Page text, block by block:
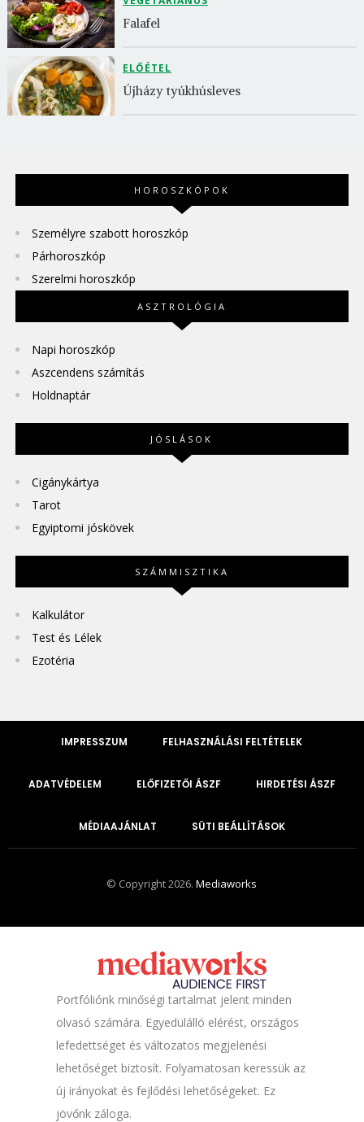
Falafel
ELŐÉTEL
Újházy tyúkhúsleves
HOROSZKÓPOK
Személyre szabott horoszkóp
Párhoroszkóp
Szerelmi horoszkóp
ASZTROLÓGIA
Napi horoszkóp
Aszcendens számítás
Holdnaptár
JÓSLÁSOK
Cigánykártya
Tarot
Egyiptomi jóskövek
SZÁMMISZTIKA
Kalkulátor
Test és Lélek
Ezotéria
IMPRESSZUM FELHASZNÁLÁSI FELTÉTELEK
ADATVÉDELEM ELŐFIZETŐI ÁSZF HIRDETÉSI ÁSZF
MÉDIAAJÁNLAT SÜTI BEÁLLÍTÁSOK
© Copyright 2026.Mediaworks
Portfóliónk minőségi tartalmat jelent minden
olvasó számára. Egyedülálló elérést, országos
lefedettséget és változatos megjelenési
lehetőséget biztosít. Folyamatosan keressük az
új irányokat és fejlődési lehetőségeket. Ez
jövőnk záloga.